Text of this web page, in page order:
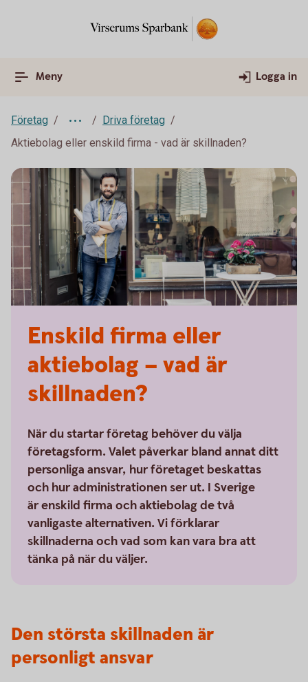
Meny Logga in
Företag
Driva företag
Aktiebolag eller enskild firma - vad är skillnaden?
Enskild firma eller
aktiebolag – vad är
skillnaden?
När du startar företag behöver du välja
företagsform. Valet påverkar bland annat ditt
personliga ansvar, hur företaget beskattas
och hur administrationen ser ut. I Sverige
är enskild firma och aktiebolag de två
vanligaste alternativen. Vi förklarar
skillnaderna och vad som kan vara bra att
tänka på när du väljer.
Den största skillnaden är
personligt ansvar